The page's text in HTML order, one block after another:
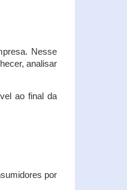
Nesse
analisar
ao final da
por